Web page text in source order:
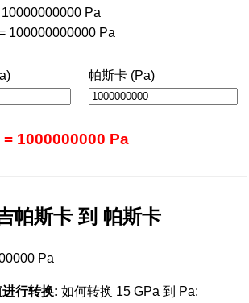
Pa
100000000000 Pa
帕斯卡 (Pa)
= 1000000000 Pa
帕斯卡 到 帕斯卡
Pa
行转换: 如何转换 15 GPa 到 Pa: